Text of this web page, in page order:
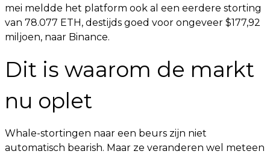
mei meldde het platform ook al een eerdere storting
van 78.077 ETH, destijds goed voor ongeveer $177,92
miljoen, naar Binance.
Dit is waarom de markt
nu oplet
Whale-stortingen naar een beurs zijn niet
automatisch bearish. Maar ze veranderen wel meteen